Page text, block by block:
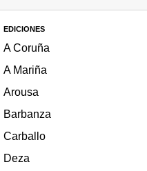
EDICIONES
A Coruña
A Mariña
Arousa
Barbanza
Carballo
Deza